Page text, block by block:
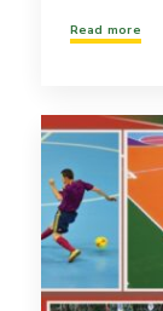
Read more